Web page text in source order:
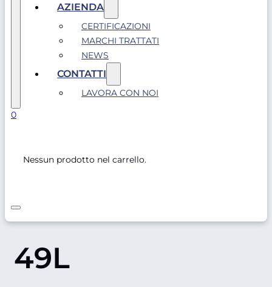
AZIENDA
CERTIFICAZIONI
MARCHI TRATTATI
NEWS
CONTATTI
LAVORA CON NOI
0
Nessun prodotto nel carrello.
49L